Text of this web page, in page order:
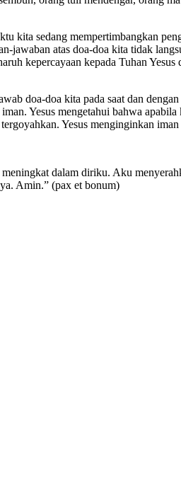
kita sedang mempertimbangkan
atas doa-doa kita tidak
kepercayaan kepada Tuhan
doa-doa kita pada saat dan
Yesus mengetahui bahwa
Yesus menginginkan
dalam diriku. Aku
Amin.” (pax et bonum)